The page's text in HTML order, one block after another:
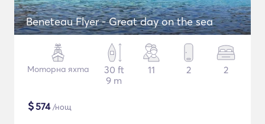
Beneteau Flyer - Great day on the sea
Моторна яхта
30 ft
9 m
11 2 2
$574/нощ